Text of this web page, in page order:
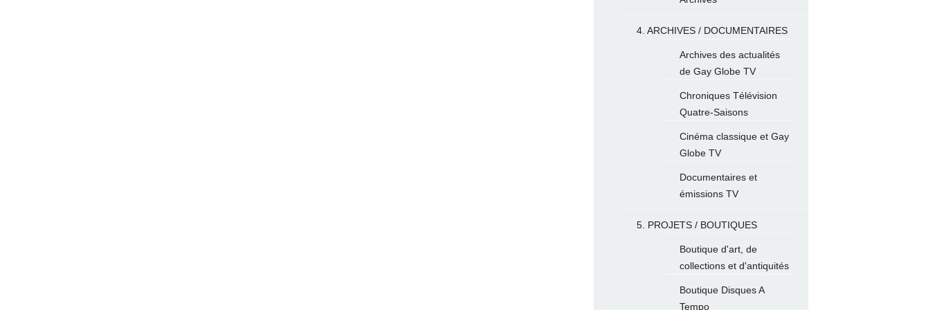
4. ARCHIVES / DOCUMENTAIRES
Archives des actualités
de Gay Globe TV
Chroniques Télévision
Quatre-Saisons
Cinéma classique et Gay
Globe TV
Documentaires et
émissions TV
5. PROJETS / BOUTIQUES
Boutique d'art, de
collections et d'antiquités
Boutique Disques A
Tempo